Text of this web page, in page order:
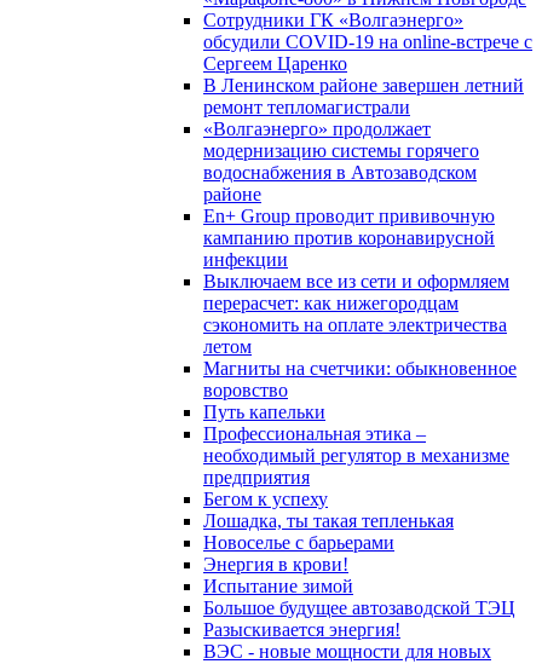
Сотрудники ГК «Волгаэнерго»
обсудили COVID-19 на online-встрече с
Сергеем Царенко
В Ленинском районе завершен летний
ремонт тепломагистрали
«Волгаэнерго» продолжает
модернизацию системы горячего
водоснабжения в Автозаводском
районе
En+ Group проводит прививочную
кампанию против коронавирусной
инфекции
Выключаем все из сети и оформляем
перерасчет: как нижегородцам
сэкономить на оплате электричества
летом
Магниты на счетчики: обыкновенное
воровство
Путь капельки
Профессиональная этика –
необходимый регулятор в механизме
предприятия
Бегом к успеху
Лошадка, ты такая тепленькая
Новоселье с барьерами
Энергия в крови!
Испытание зимой
Большое будущее автозаводской ТЭЦ
Разыскивается энергия!
ВЭС - новые мощности для новых